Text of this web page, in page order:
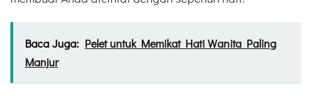
Baca Juga: Pelet untuk Memikat Hati Wanita Paling
Manjur